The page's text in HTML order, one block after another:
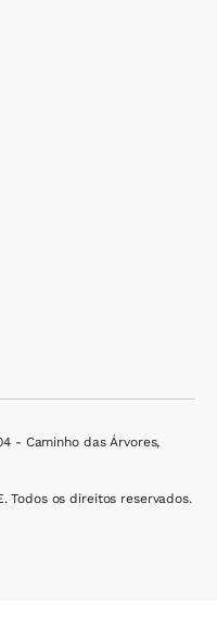
- Caminho das Árvores,
Todos os direitos reservados.